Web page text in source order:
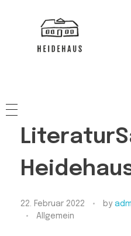
22. Februar 2022 by
Allgemein